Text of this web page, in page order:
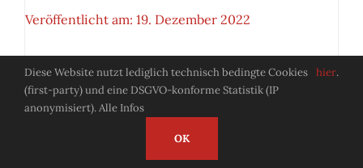
OBEDIENCE: Seminar mit
Anne-Kathrin Weiss (am 14.
Januar 2023, um 9 Uhr)
Veröffentlicht am: 19. Dezember 2022
Diese Website nutzt lediglich technisch bedingte Cookies
(first-party) und eine DSGVO-konforme Statistik (IP
anonymisiert). Alle Infos
hier.
OK